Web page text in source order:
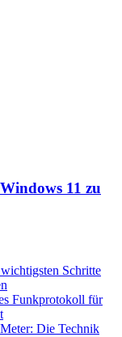
11 zu
Schritte
Funkprotokoll für
Die Technik